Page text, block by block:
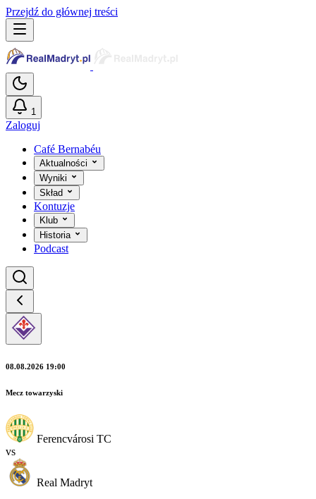
Przejdź do głównej treści
1
Zaloguj
Café Bernabéu
Aktualności
Wyniki
Skład
Kontuzje
Klub
Historia
Podcast
08.08.2026 19:00
Mecz towarzyski
Ferencvárosi TC
vs
Real Madryt